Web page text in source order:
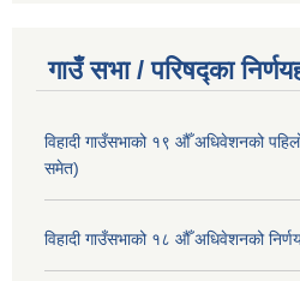
गाउँ सभा / परिषद्का
विहादी गाउँसभाको १९ औँ अधिवेशनको
समेत)
विहादी गाउँसभाको १८ औँ अधिवेशनको